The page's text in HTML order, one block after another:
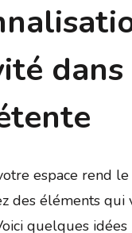
espace rend
des éléments qui
quelques